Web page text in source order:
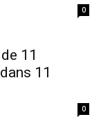
0
11
11
0